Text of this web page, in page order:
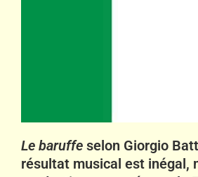
Le baruffe selon Giorgio
résultat musical est inégal,